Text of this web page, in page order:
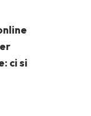
ci si